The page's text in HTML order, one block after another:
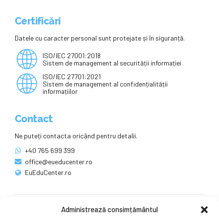
Administrează consimțământul
Certificări
Datele cu caracter personal sunt protejate și în siguranță.
ISO/IEC 27001:2018
Sistem de management al securității informației
ISO/IEC 27701:2021
Sistem de management al confidențialității
informațiilor
Contact
Ne puteți contacta oricând pentru detalii.
+40 765 699 399
office@eueducenter.ro
EuEduCenter.ro